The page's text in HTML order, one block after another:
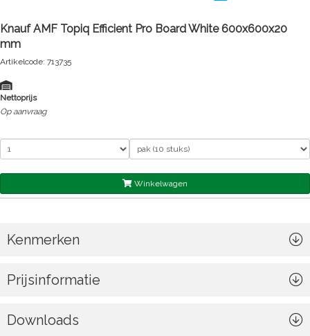
Knauf AMF Topiq Efficient Pro Board White 600x600x20
mm
Artikelcode: 713735
Nettoprijs
Op aanvraag
Winkelwagen
Kenmerken
Prijsinformatie
Downloads